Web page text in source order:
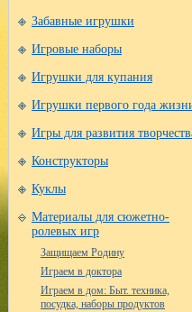
Забавные игрушки
Игровые наборы
Игрушки для купания
Игрушки первого года
Игры для развития
Конструкторы
Куклы
Материалы для сюжетно-
ролевых игр
Защищаем Родину
Играем в доктора
Играем в дом: Быт. техника,
посудка, наборы продуктов